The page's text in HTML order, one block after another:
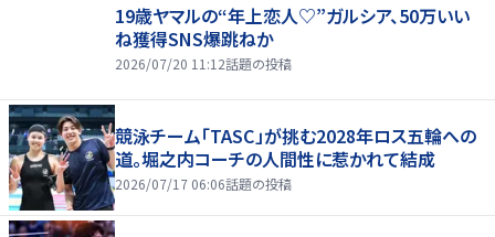
19歳ヤマルの“年上恋人♡”ガルシア、50万いい
ね獲得SNS爆跳ねか
2026/07/20 11:12話題の投稿
競泳チーム「TASC」が挑む2028年ロス五輪への
道。堀之内コーチの人間性に惹かれて結成
2026/07/17 06:06話題の投稿